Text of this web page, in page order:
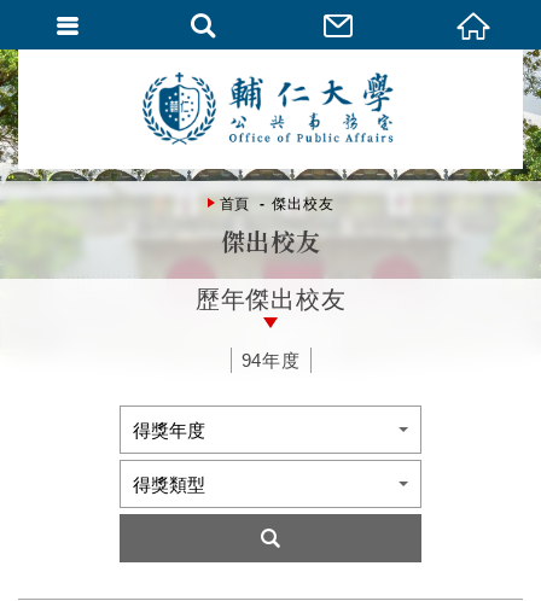
首頁 傑出校友
傑出校友
歷年傑出校友
94年度